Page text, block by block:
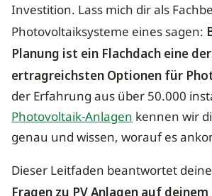
Investition. Lass mich dir als
Photovoltaiksysteme eines sagen:
Planung ist ein Flachdach eine
ertragreichsten Optionen für
der Erfahrung aus über 50.000
Photovoltaik-Anlagenkennen wir
genau und wissen, worauf es
Dieser Leitfaden beantwortet deine
Fragen zu PV Anlagen auf